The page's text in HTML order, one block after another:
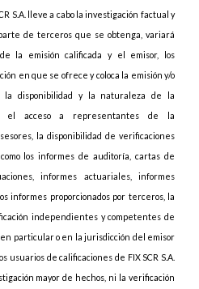
S.A. lleve a cabo la investigación factual y
de terceros que se obtenga, variará
la emisión calificada y el emisor, los
en que se ofrece y coloca la emisión y/o
disponibilidad y la naturaleza de la
el acceso a representantes de la
la disponibilidad de verificaciones
los informes de auditoría, cartas de
informes actuariales, informes
informes proporcionados por terceros, la
independientes y competentes de
particular o en la jurisdicción del emisor
usuarios de calificaciones de FIX SCR S.A.
mayor de hechos, ni la verificación